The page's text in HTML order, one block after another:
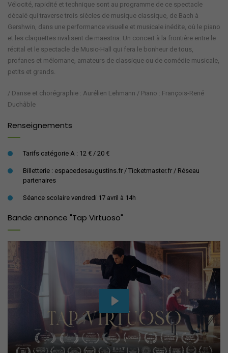
Vélocité, rapidité et technique sont au programme de ce spectacle
décalé qui traverse trois siècles de musique classique, de Bach à
Gershwin, dans une performance visuelle et musicale inédite, où le piano
et les claquettes rivalisent de maestria. Un concert à la frontière entre le
récital et le spectacle de Music-Hall qui fera le bonheur de tous,
profanes et mélomane, amateurs de classique ou de comédie musicale,
petits et grands.
/ Danse et chorégraphie : Aurélien Lehmann / Piano : François-René
Duchâble
Renseignements
Tarifs catégorie A : 12 € / 20 €
Billetterie : espacedesaugustins.fr / Ticketmaster.fr / Réseau
partenaires
Séance scolaire vendredi 17 avril à 14h
Bande annonce "Tap Virtuoso"
Play